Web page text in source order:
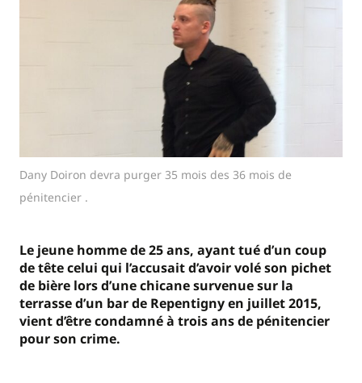
Dany Doiron devra purger 35 mois des 36 mois de
pénitencier .
Le jeune homme de 25 ans, ayant tué d’un coup
de tête celui qui l’accusait d’avoir volé son pichet
de bière lors d’une chicane survenue sur la
terrasse d’un bar de Repentigny en juillet 2015,
vient d’être condamné à trois ans de pénitencier
pour son crime.